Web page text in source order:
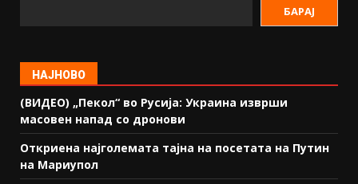
БАРАЈ
НАЈНОВО
(ВИДЕО) „Пекол“ во Русија: Украина изврши
масовен напад со дронови
Откриена најголемата тајна на посетата на Путин
на Мариупол